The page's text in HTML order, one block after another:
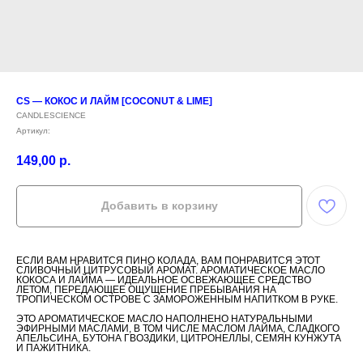
CS — КОКОС И ЛАЙМ [COCONUT & LIME]
CANDLESCIENCE
Артикул:
149,00 р.
Добавить в корзину
ЕСЛИ ВАМ НРАВИТСЯ ПИНО КОЛАДА, ВАМ ПОНРАВИТСЯ ЭТОТ
СЛИВОЧНЫЙ ЦИТРУСОВЫЙ АРОМАТ. АРОМАТИЧЕСКОЕ МАСЛО
КОКОСА И ЛАЙМА — ИДЕАЛЬНОЕ ОСВЕЖАЮЩЕЕ СРЕДСТВО
ЛЕТОМ, ПЕРЕДАЮЩЕЕ ОЩУЩЕНИЕ ПРЕБЫВАНИЯ НА
ТРОПИЧЕСКОМ ОСТРОВЕ С ЗАМОРОЖЕННЫМ НАПИТКОМ В РУКЕ.
ЭТО АРОМАТИЧЕСКОЕ МАСЛО НАПОЛНЕНО НАТУРАЛЬНЫМИ
ЭФИРНЫМИ МАСЛАМИ, В ТОМ ЧИСЛЕ МАСЛОМ ЛАЙМА, СЛАДКОГО
АПЕЛЬСИНА, БУТОНА ГВОЗДИКИ, ЦИТРОНЕЛЛЫ, СЕМЯН КУНЖУТА
И ПАЖИТНИКА.